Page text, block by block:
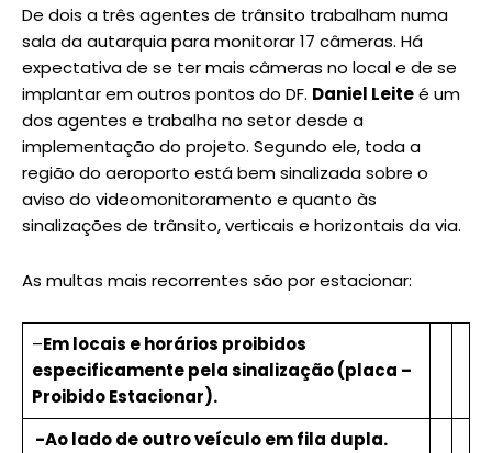
De dois a três agentes de trânsito trabalham numa
sala da autarquia para monitorar 17 câmeras. Há
expectativa de se ter mais câmeras no local e de se
implantar em outros pontos do DF. Daniel Leiteé um
dos agentes e trabalha no setor desde a
implementação do projeto. Segundo ele, toda a
região do aeroporto está bem sinalizada sobre o
aviso do videomonitoramento e quanto às
sinalizações de trânsito, verticais e horizontais da via.
As multas mais recorrentes são por estacionar:
–Em locais e horários proibidos
especificamente pela sinalização (placa –
Proibido Estacionar).
-Ao lado de outro veículo em fila dupla.